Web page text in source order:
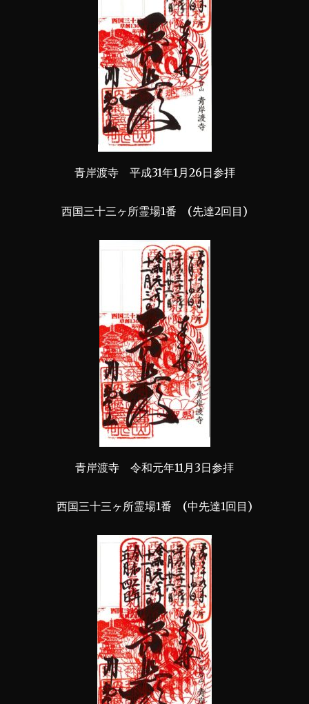
青岸渡寺 平成31年1月26日参拝
西国三十三ヶ所霊場1番 (先達2回目)
青岸渡寺 令和元年11月3日参拝
西国三十三ヶ所霊場1番 (中先達1回目)